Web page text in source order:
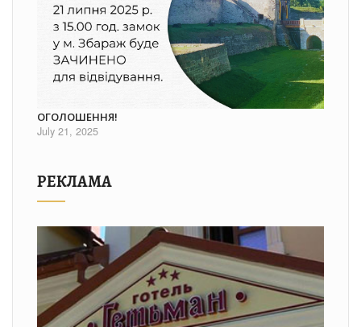
ОГОЛОШЕННЯ!
July 21, 2025
РЕКЛАМА